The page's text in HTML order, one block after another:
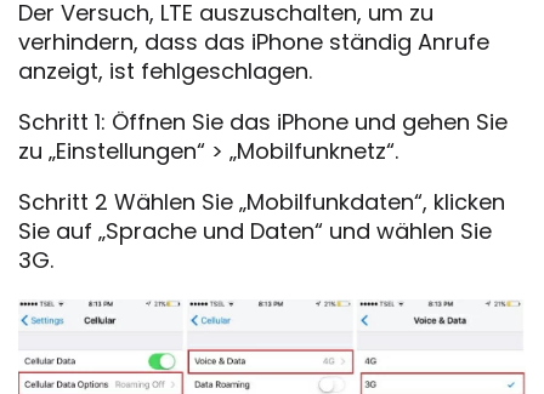
Der Versuch, LTE auszuschalten, um zu
verhindern, dass das iPhone ständig Anrufe
anzeigt, ist fehlgeschlagen.
Schritt 1: Öffnen Sie das iPhone und gehen Sie
zu „Einstellungen“ > „Mobilfunknetz“.
Schritt 2 Wählen Sie „Mobilfunkdaten“, klicken
Sie auf „Sprache und Daten“ und wählen Sie
3G.